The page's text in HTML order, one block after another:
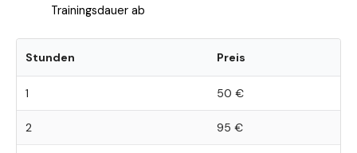
Trainingsdauer ab
Stunden Preis
1 50 €
2 95 €